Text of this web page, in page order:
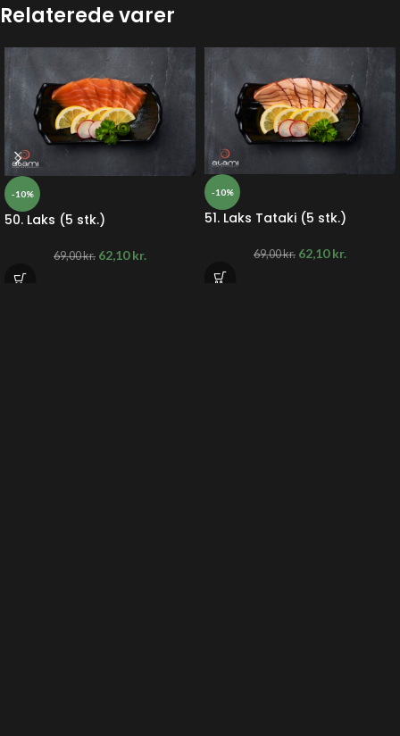
Relaterede varer
-10%
50. Laks (5 stk.)
69,00kr. 62,10kr.
-10%
51. Laks Tataki (5 stk.)
69,00kr. 62,10kr.